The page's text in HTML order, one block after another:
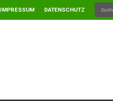
IMPRESSUM DATENSCHUTZ